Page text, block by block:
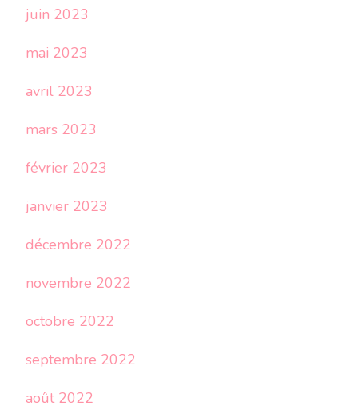
juin 2023
mai 2023
avril 2023
mars 2023
février 2023
janvier 2023
décembre 2022
novembre 2022
octobre 2022
septembre 2022
août 2022